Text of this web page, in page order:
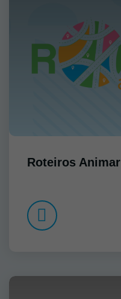
Roteiros Animar